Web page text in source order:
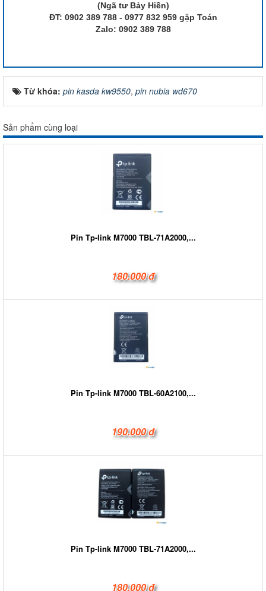
(Ngã tư Bảy Hiền)
ĐT: 0902 389 788 - 0977 832 959 gặp Toán
Zalo: 0902 389 788
Từ khóa: pin kasda kw9550, pin nubia wd670
Sản phẩm cùng loại
Pin Tp-link M7000 TBL-71A2000,...
180.000 đ
Pin Tp-link M7000 TBL-60A2100,...
190.000 đ
Pin Tp-link M7000 TBL-71A2000,...
180.000 đ